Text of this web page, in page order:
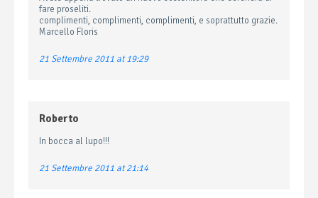
fare proseliti.
complimenti, complimenti, complimenti, e soprattutto grazie.
Marcello Floris
21 Settembre 2011 at 19:29
Roberto
In bocca al lupo!!!
21 Settembre 2011 at 21:14